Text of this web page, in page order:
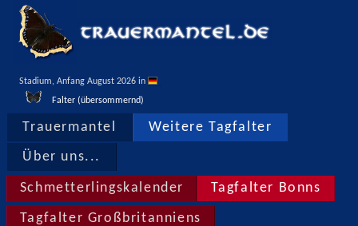
Stadium, Anfang August 2026 in
Falter (übersommernd)
Trauermantel Weitere Tagfalter
Über uns...
Schmetterlingskalender Tagfalter Bonns
Tagfalter Großbritanniens